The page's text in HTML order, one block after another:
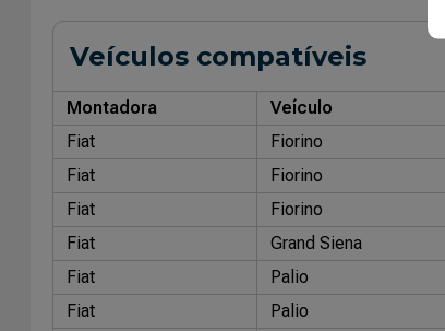
Veículos compatíveis
Montadora Veículo
Fiat
Fiorino
Fiat
Fiorino
Fiat
Fiorino
Fiat
Grand Siena
Fiat
Palio
Fiat
Palio